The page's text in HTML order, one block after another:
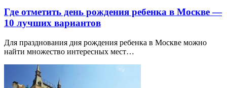
Где отметить день рождения ребенка в Москве —
10 лучших вариантов
Для празднования дня рождения ребенка в Москве можно
найти множество интересных мест…